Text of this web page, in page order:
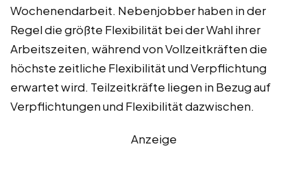
Wochenendarbeit. Nebenjobber haben in der
Regel die größte Flexibilität bei der Wahl ihrer
Arbeitszeiten, während von Vollzeitkräften die
höchste zeitliche Flexibilität und Verpflichtung
erwartet wird. Teilzeitkräfte liegen in Bezug auf
Verpflichtungen und Flexibilität dazwischen.
Anzeige